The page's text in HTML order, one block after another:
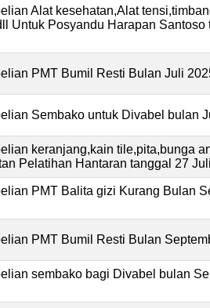
Alat kesehatan,Alat
Untuk Posyandu Harapan Santoso
PMT Bumil Resti Bulan Juli
Sembako untuk Divabel bulan
keranjang,kain tile,pita,bunga
Pelatihan Hantaran tanggal 27
PMT Balita gizi Kurang Bulan
PMT Bumil Resti Bulan
sembako bagi Divabel bulan